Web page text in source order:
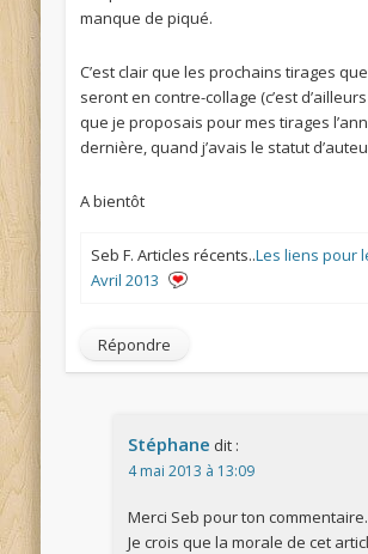
manque de piqué.
C’est clair que les prochains tirages
seront en contre-collage (c’est
que je proposais pour mes tirages
dernière, quand j’avais le statut
A bientôt
Seb F. Articles récents..Les liens pour
Avril 2013
Répondre
Stéphane dit :
4 mai 2013 à 13:09
Merci Seb pour ton commentaire.
Je crois que la morale de cet